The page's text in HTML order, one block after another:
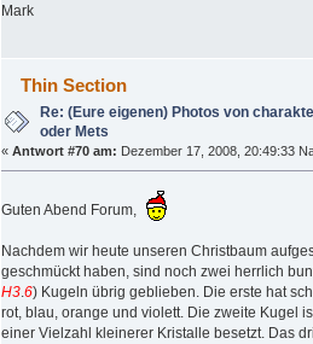
Mark
Thin Section
Re: (Eure eigenen) Photos von
oder Mets
« Antwort #70 am: Dezember 17, 2008, 20:49:33
Guten Abend Forum,
Nachdem wir heute unseren Christbaum
geschmückt haben, sind noch zwei herrlich
H3.6) Kugeln übrig geblieben. Die erste hat
rot, blau, orange und violett. Die zweite Kugel
einer Vielzahl kleinerer Kristalle besetzt. Das